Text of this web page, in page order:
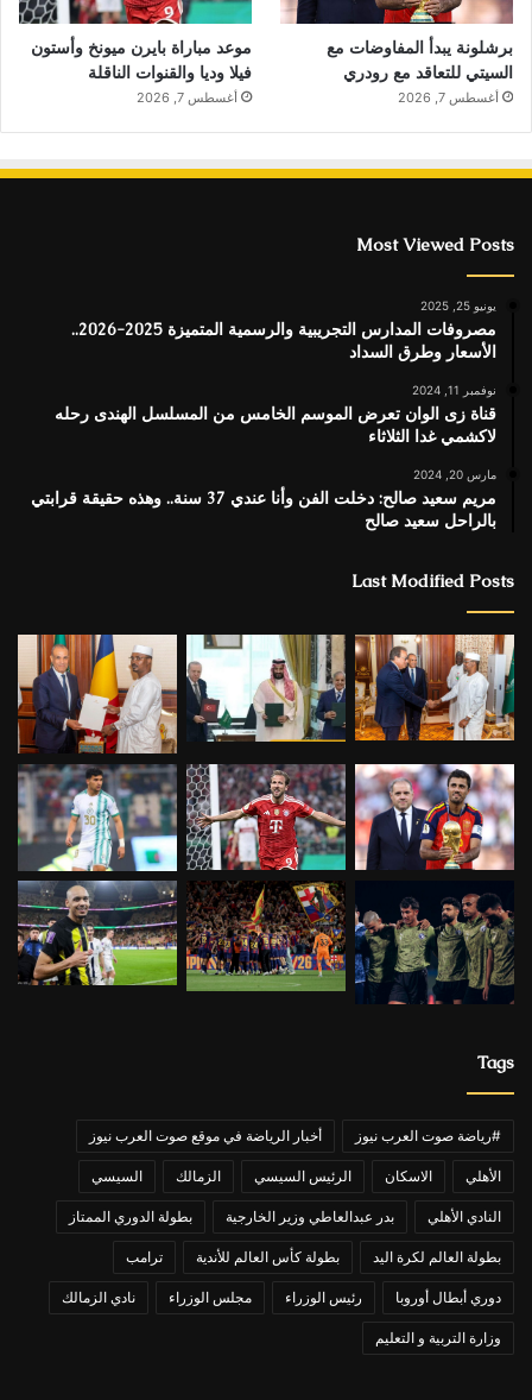
برشلونة يبدأ المفاوضات مع
السيتي للتعاقد مع رودري
أغسطس 7, 2026
موعد مباراة بايرن ميونخ وأستون
فيلا وديا والقنوات الناقلة
أغسطس 7, 2026
Most Viewed Posts
يونيو 25, 2025
مصروفات المدارس التجريبية والرسمية المتميزة 2025-2026..
الأسعار وطرق السداد
نوفمبر 11, 2024
قناة زى الوان تعرض الموسم الخامس من المسلسل الهندى رحله
لاكشمي غدا الثلاثاء
مارس 20, 2024
مريم سعيد صالح: دخلت الفن وأنا عندي 37 سنة.. وهذه حقيقة قرابتي
بالراحل سعيد صالح
Last Modified Posts
Tags
#رياضة صوت العرب نيوز أخبار الرياضة في موقع صوت العرب نيوز
الأهلي الاسكان الرئيس السيسي الزمالك السيسي
النادي الأهلي بدر عبدالعاطي وزير الخارجية بطولة الدوري الممتاز
بطولة العالم لكرة اليد بطولة كأس العالم للأندية ترامب
دوري أبطال أوروبا رئيس الوزراء مجلس الوزراء نادي الزمالك
وزارة التربية و التعليم